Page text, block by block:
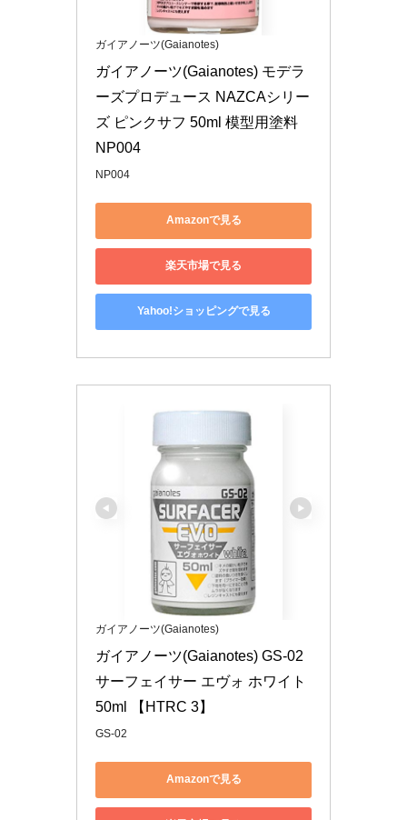
ガイアノーツ(Gaianotes)
ガイアノーツ(Gaianotes) モデラ
ーズプロデュース NAZCAシリー
ズ ピンクサフ 50ml 模型用塗料
NP004
NP004
Amazonで見る
楽天市場で見る
Yahoo!ショッピングで見る
ガイアノーツ(Gaianotes)
ガイアノーツ(Gaianotes) GS-02
サーフェイサー エヴォ ホワイト
50ml 【HTRC 3】
GS-02
Amazonで見る